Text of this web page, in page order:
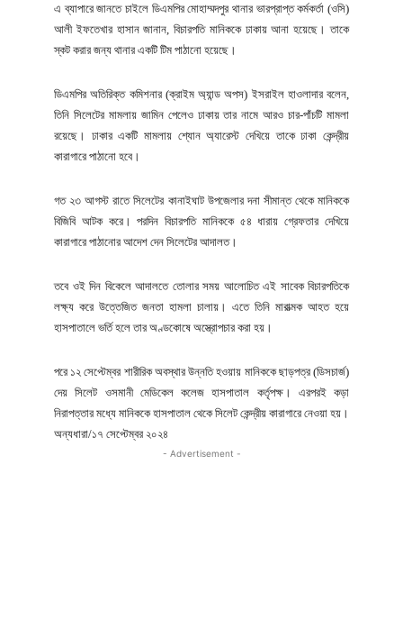
এ ব্যাপারে জানতে চাইলে ডিএমপির মোহাম্মদপুর থানার ভারপ্রাপ্ত কর্মকর্তা (ওসি)
আলী ইফতেখার হাসান জানান, বিচারপতি মানিককে ঢাকায় আনা হয়েছে। তাকে
স্কট করার জন্য থানার একটি টিম পাঠানো হয়েছে।
ডিএমপির অতিরিক্ত কমিশনার (ক্রাইম অ্যান্ড অপস) ইসরাইল হাওলাদার বলেন,
তিনি সিলেটের মামলায় জামিন পেলেও ঢাকায় তার নামে আরও চার-পাঁচটি মামলা
রয়েছে। ঢাকার একটি মামলায় শ্যোন অ্যারেস্ট দেখিয়ে তাকে ঢাকা কেন্দ্রীয়
কারাগারে পাঠানো হবে।
গত ২৩ আগস্ট রাতে সিলেটের কানাইঘাট উপজেলার দনা সীমান্ত থেকে মানিককে
বিজিবি আটক করে। পরদিন বিচারপতি মানিককে ৫৪ ধারায় গ্রেফতার দেখিয়ে
কারাগারে পাঠানোর আদেশ দেন সিলেটের আদালত।
তবে ওই দিন বিকেলে আদালতে তোলার সময় আলোচিত এই সাবেক বিচারপতিকে
লক্ষ্য করে উত্তেজিত জনতা হামলা চালায়। এতে তিনি মারাত্মক আহত হয়ে
হাসপাতালে ভর্তি হলে তার অণ্ডকোষে অস্ত্রোপচার করা হয়।
পরে ১২ সেপ্টেম্বর শারীরিক অবস্থার উন্নতি হওয়ায় মানিককে ছাড়পত্র (ডিসচার্জ)
দেয় সিলেট ওসমানী মেডিকেল কলেজ হাসপাতাল কর্তৃপক্ষ। এরপরই কড়া
নিরাপত্তার মধ্যে মানিককে হাসপাতাল থেকে সিলেট কেন্দ্রীয় কারাগারে নেওয়া হয়।
অন্যধারা/১৭ সেপ্টেম্বর ২০২৪
- Advertisement -